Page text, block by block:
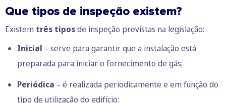
Que tipos de inspeção existem?
Existem três tiposde inspeção previstas na legislação:
Inicial – serve para garantir que a instalação está
preparada para iniciar o fornecimento de gás;
Periódica – é realizada periodicamente e em função do
tipo de utilização do edifício;